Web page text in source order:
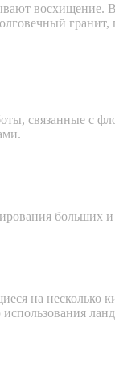
гранит,
связанные с
больших
на несколько